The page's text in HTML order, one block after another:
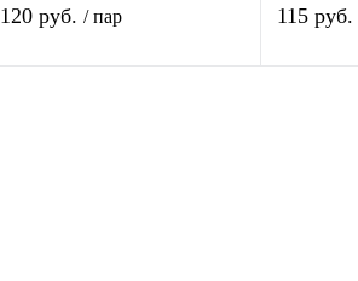
120 руб. / пар 115 руб.